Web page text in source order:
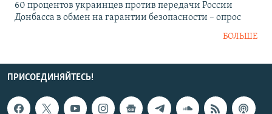
60 процентов украинцев против передачи России
Донбасса в обмен на гарантии безопасности – опрос
БОЛЬШЕ
ПРИСОЕДИНЯЙТЕСЬ!